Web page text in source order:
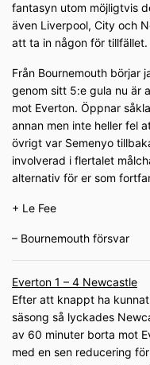
fantasyn utom möjligtvis
även Liverpool, City och
att ta in någon för tillfället.
Från Bournemouth börjar
genom sitt 5:e gula nu är
mot Everton. Öppnar
annan men inte heller fel
övrigt var Semenyo
involverad i flertalet
alternativ för er som
+ Le Fee
– Bournemouth försvar
Everton 1 – 4 Newcastle
Efter att knappt ha
säsong så lyckades
av 60 minuter borta mot
med en sen reducering